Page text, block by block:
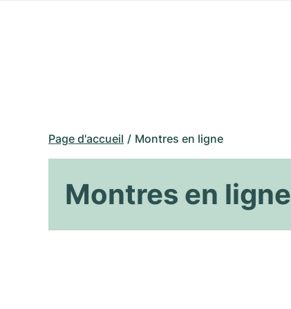
Page d'accueil Montres en ligne
Montres en ligne